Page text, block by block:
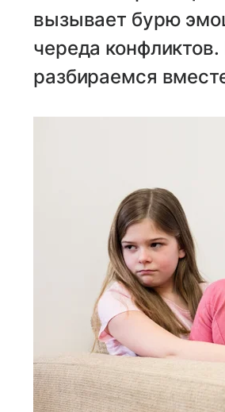
вызывает бурю
череда
разбираемся